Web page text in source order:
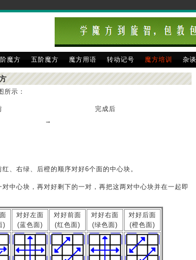
魔方 五阶魔方 魔方用语 转动记号 魔方培训 杂谈
所示：
完成后
→
、右绿、后橙的顺序对好6个面的中心块。
中心块，再对好剩下的一对，再把这两对中心块并在一起即
)
对好左面
(蓝色面)
对好前面
(红色面)
对好右面
(绿色面)
对好后面
(橙色面)